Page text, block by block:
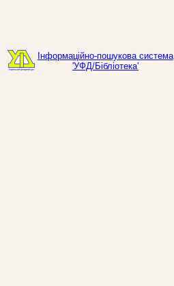
Інформаційно-пошукова система
'УФД/Бібліотека'